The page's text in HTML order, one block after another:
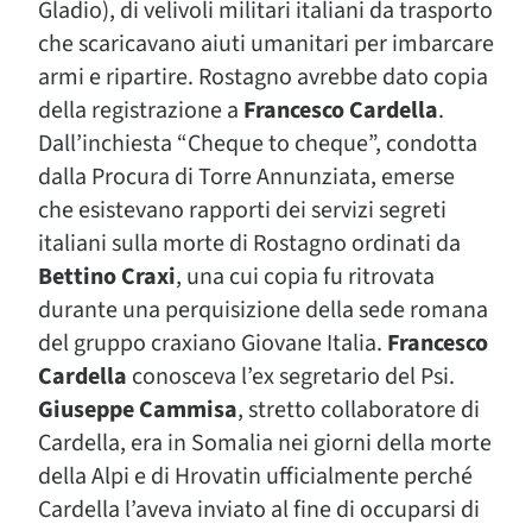
Gladio), di velivoli militari italiani da trasporto
che scaricavano aiuti umanitari per imbarcare
armi e ripartire. Rostagno avrebbe dato copia
della registrazione a Francesco Cardella.
Dall’inchiesta “Cheque to cheque”, condotta
dalla Procura di Torre Annunziata, emerse
che esistevano rapporti dei servizi segreti
italiani sulla morte di Rostagno ordinati da
Bettino Craxi, una cui copia fu ritrovata
durante una perquisizione della sede romana
del gruppo craxiano Giovane Italia. Francesco
Cardella conosceva l’ex segretario del Psi.
Giuseppe Cammisa, stretto collaboratore di
Cardella, era in Somalia nei giorni della morte
della Alpi e di Hrovatin ufficialmente perché
Cardella l’aveva inviato al fine di occuparsi di